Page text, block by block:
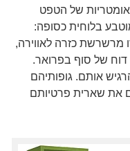
של הטפט
בלוחית כסופה:
מרשרשת כזרה לאווירה,
של סוף בפרואר.
אותם. גופותיהם
את שארית פרטיותם